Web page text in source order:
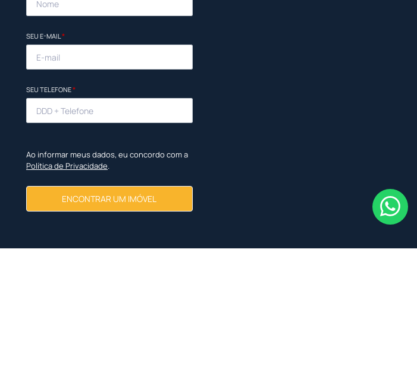
SEU E-MAIL*
SEU TELEFONE*
Ao informar meus dados, eu concordo com a
Política de Privacidade.
ENCONTRAR UM IMÓVEL